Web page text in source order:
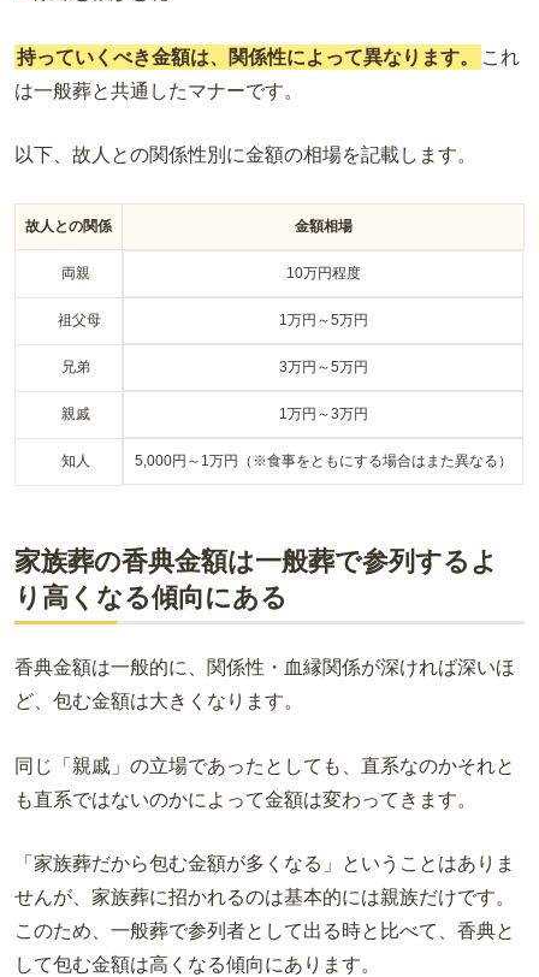
持っていくべき金額は、関係性によって異なります。
これ
は一般葬と共通したマナーです。
以下、故人との関係性別に金額の相場を記載します。
故人との関係 金額相場
両親 10万円程度
祖父母 1万円～5万円
兄弟 3万円～5万円
親戚 1万円～3万円
知人 5,000円～ 1万円（※食事をともにする場合はまた異なる）
家族葬の香典金額は一般葬で参列するよ
り高くなる傾向にある
香典金額は一般的に、関係性・血縁関係が深ければ深いほ
ど、包む金額は大きくなります。
同じ「親戚」の立場であったとしても、直系なのかそれと
も直系ではないのかによって金額は変わってきます。
「家族葬だから包む金額が多くなる」ということはありま
せんが、家族葬に招かれるのは基本的には親族だけです。
このため、一般葬で参列者として出る時と比べて、香典と
して包む金額は高くなる傾向にあります。